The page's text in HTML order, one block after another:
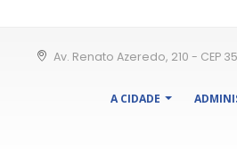
Av. Renato Azeredo, 210 - CEP
A CIDADE